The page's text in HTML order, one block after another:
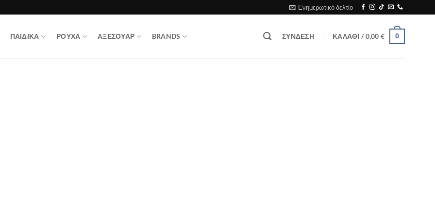
Ενημερωτικό δελτίο
ΠΑΙΔΙΚΑ ΡΟΥΧΑ ΑΞΕΣΟΥΑΡ BRANDS ΣΎΝΔΕΣΗ ΚΑΛΆΘΙ /0,00€ 0